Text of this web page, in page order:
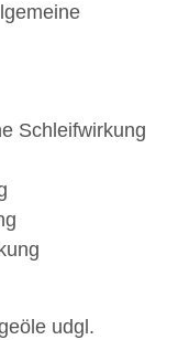
Schleifwirkung
udgl.